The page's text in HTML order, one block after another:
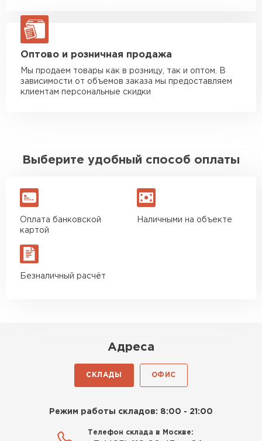
макс. длина груза 13,5 м
ЗАКАЗАТЬ С ДОСТАВКОЙ
Оптово и розничная продажа
Мы продаем товары как в розницу, так и оптом. В
зависимости от объемов заказа мы предоставляем
клиентам персональные скидки
Выберите удобный способ оплаты
Оплата банковской
картой
Наличными на объекте
Безналичный расчёт
Адреса
СКЛАДЫ ОФИС
Режим работы складов: 8:00 - 21:00
Телефон склада в Москве: